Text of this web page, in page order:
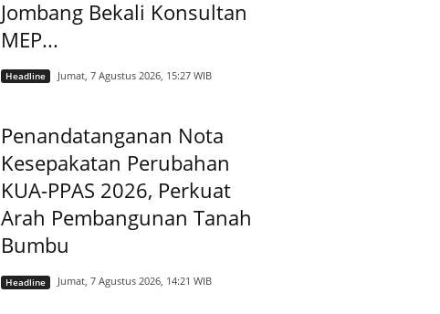
Jombang Bekali Konsultan
MEP...
Headline Jumat, 7 Agustus 2026, 15:27 WIB
Penandatanganan Nota
Kesepakatan Perubahan
KUA-PPAS 2026, Perkuat
Arah Pembangunan Tanah
Bumbu
Headline Jumat, 7 Agustus 2026, 14:21 WIB